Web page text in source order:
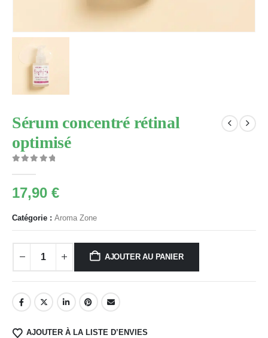
Sérum concentré rétinal
optimisé
17,90 €
Catégorie : Aroma Zone
AJOUTER AU PANIER
AJOUTER À LA LISTE D’ENVIES